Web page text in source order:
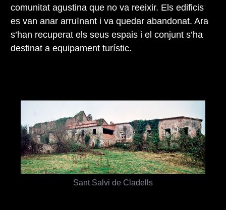
comunitat agustina que no va reeixir. Els edificis
es van anar arruïnant i va quedar abandonat. Ara
s’han recuperat els seus espais i el conjunt s’ha
destinat a equipament turístic.
Sant Salvi de Cladells